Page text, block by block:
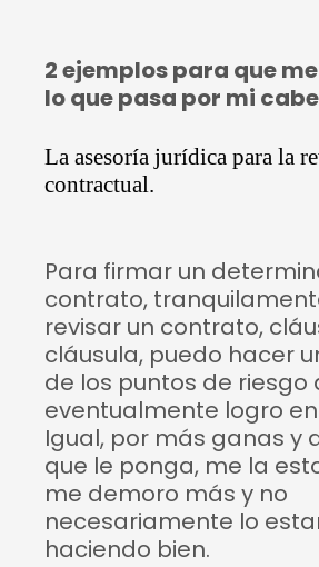
2 ejemplos para que
lo que pasa por mi
La asesoría jurídica para la
contractual.
Para firmar un
contrato,
revisar un contrato,
cláusula, puedo hacer
de los puntos de riesgo
eventualmente logro
Igual, por más ganas y
que le ponga, me la
me demoro más y no
necesariamente lo
haciendo bien.